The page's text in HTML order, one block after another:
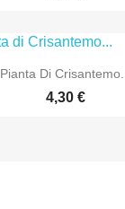
Pianta Di Crisantemo...
4,30 €